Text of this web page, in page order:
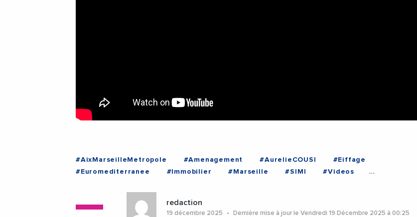
#AixMarseilleMetropole #Amenagement #AurelieCOUSI
#Eiffage
#Euromediterranee
#Immobilier #Marseille #SIMI
#Videos
redaction
19 décembre 2025 Dernière mise à jour le Vendredi 19 Décembre 2025 à 00:25